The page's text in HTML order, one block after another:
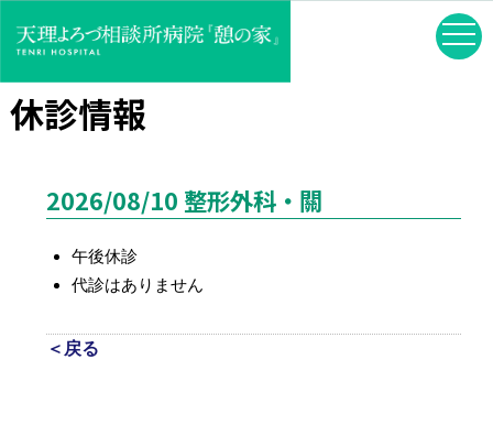
休診情報
2026/08/10 整形外科・關
午後休診
代診はありません
＜戻る